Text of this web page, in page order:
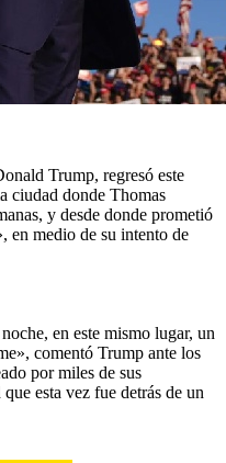
Trump, regresó este
ciudad donde Thomas
y desde donde prometió
en medio de su intento de
en este mismo lugar, un
comentó Trump ante los
por miles de sus
esta vez fue detrás de un